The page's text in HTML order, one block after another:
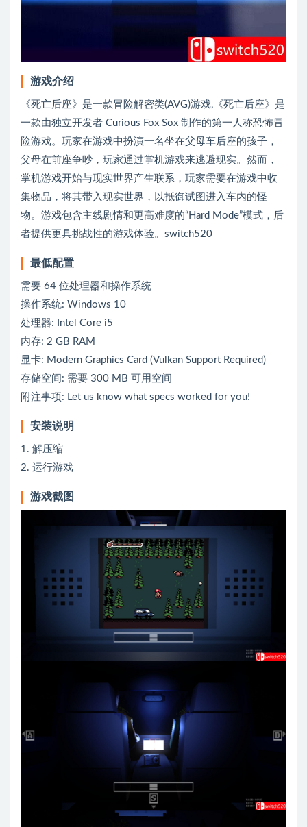
游戏介绍
《死亡后座》是一款冒险解密类(AVG)游戏,《死亡后座》是
一款由独立开发者 Curious Fox Sox 制作的第一人称恐怖冒
险游戏。玩家在游戏中扮演一名坐在父母车后座的孩子，
父母在前座争吵，玩家通过掌机游戏来逃避现实。然而，
掌机游戏开始与现实世界产生联系，玩家需要在游戏中收
集物品，将其带入现实世界，以抵御试图进入车内的怪
物。游戏包含主线剧情和更高难度的“Hard Mode”模式，后
者提供更具挑战性的游戏体验。switch520
最低配置
需要 64 位处理器和操作系统
操作系统: Windows 10
处理器: Intel Core i5
内存: 2 GB RAM
显卡: Modern Graphics Card (Vulkan Support Required)
存储空间: 需要 300 MB 可用空间
附注事项: Let us know what specs worked for you!
安装说明
1. 解压缩
2. 运行游戏
游戏截图